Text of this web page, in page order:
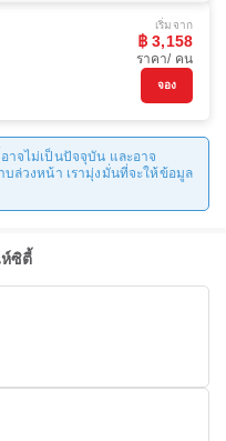
เริ่มจาก
฿ 3,158
ราคา/ คน
จอง
าจไม่เป็นปัจจุบัน และอาจ
บล่วงหน้า เรามุ่งมั่นที่จะให้ข้อมูล
ห์ซิตี้